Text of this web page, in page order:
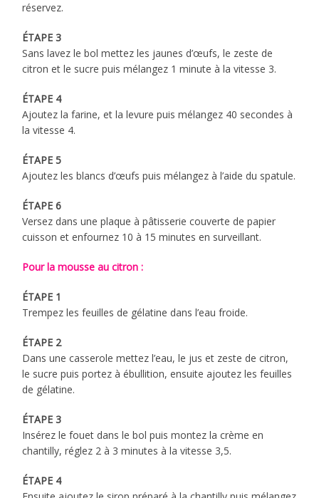
réservez.
ÉTAPE 3
Sans lavez le bol mettez les jaunes d’œufs, le zeste de
citron et le sucre puis mélangez 1 minute à la vitesse 3.
ÉTAPE 4
Ajoutez la farine, et la levure puis mélangez 40 secondes à
la vitesse 4.
ÉTAPE 5
Ajoutez les blancs d’œufs puis mélangez à l’aide du spatule.
ÉTAPE 6
Versez dans une plaque à pâtisserie couverte de papier
cuisson et enfournez 10 à 15 minutes en surveillant.
Pour la mousse au citron :
ÉTAPE 1
Trempez les feuilles de gélatine dans l’eau froide.
ÉTAPE 2
Dans une casserole mettez l’eau, le jus et zeste de citron,
le sucre puis portez à ébullition, ensuite ajoutez les feuilles
de gélatine.
ÉTAPE 3
Insérez le fouet dans le bol puis montez la crème en
chantilly, réglez 2 à 3 minutes à la vitesse 3,5.
ÉTAPE 4